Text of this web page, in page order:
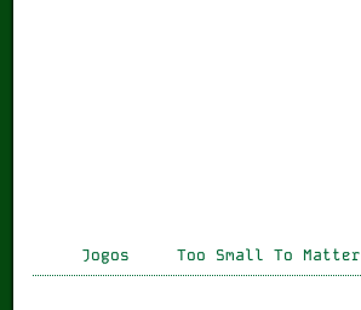
Jogos Too Small To Matter